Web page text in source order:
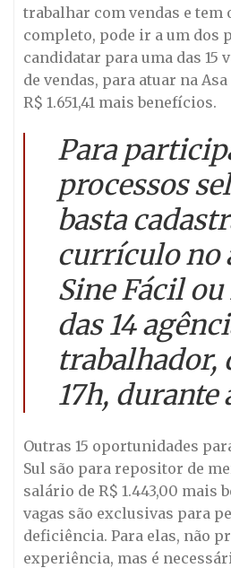
trabalhar com vendas e tem
completo, pode ir a um dos
candidatar para uma das 15
de vendas, para atuar na
R$ 1.651,41 mais benefícios.
Para
processos
basta
currículo no
Sine Fácil
das 14
trabalhador,
17h, durante
Outras 15 oportunidades
Sul são para repositor de
salário de R$ 1.443,00 mais
vagas são exclusivas para
deficiência. Para elas, não
experiência, mas é